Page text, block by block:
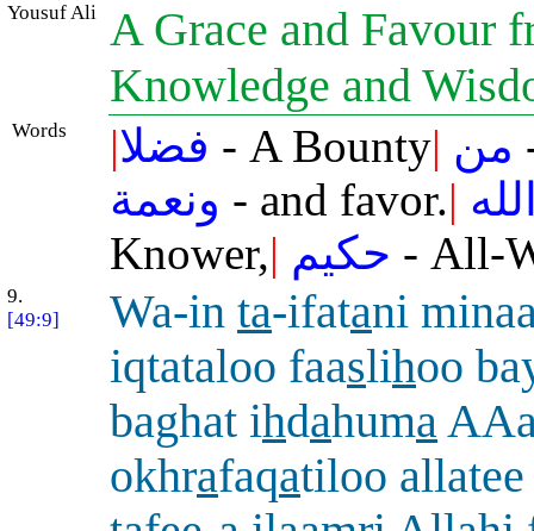
Yousuf Ali A Grace and Favour
Knowledge and
Words |فضلا - A Bounty| من
ونعمة - and favor.|
Knower,| حكيم - All-
9.
[49:9]
Wa-in ta-ifatani
iqtataloo faaslihoo
baghat ihdahuma
okhrafaqatiloo